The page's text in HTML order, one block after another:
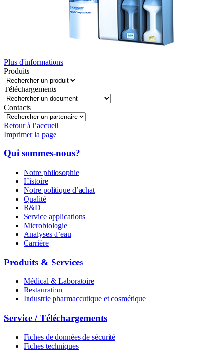
Plus d'informations
Produits
Téléchargements
Contacts
Retour à l’accueil
Imprimer la page
Qui sommes-nous?
Notre philosophie
Histoire
Notre politique d’achat
Qualité
R&D
Service applications
Microbiologie
Analyses d’eau
Carrière
Produits & Services
Médical & Laboratoire
Restauration
Industrie pharmaceutique et cosmétique
Service / Téléchargements
Fiches de données de sécurité
Fiches techniques